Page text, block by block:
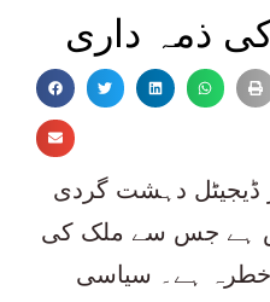
ذمہ داری
ڈیجیٹل دہشت گردی
ہے جس سے ملک کی
خطرہ ہے۔ سیاسی